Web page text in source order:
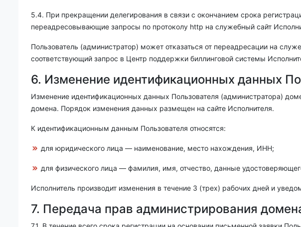
5.4. При прекращении делегирования в связи с окончанием срока
переадресовывающие запросы по протоколу http на служебный сайт
Пользователь (администратор) может отказаться от переадресации на
соответствующий запрос в Центр поддержки биллинговой системы
6. Изменение идентификационных данных
Изменение идентификационных данных Пользователя (администратора)
домена. Порядок изменения данных размещен на сайте Исполнителя.
К идентификационным данным Пользователя относятся:
для юридического лица — наименование, место нахождения, ИНН;
для физического лица — фамилия, имя, отчество, данные
Исполнитель производит изменения в течение 3 (трех) рабочих дней и
7. Передача прав администрирования